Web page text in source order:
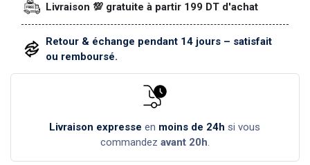
Livraison 💯 gratuite à partir 199 DT d'achat
Retour & échange pendant 14 jours – satisfait
ou remboursé.
Livraison expresse en moins de 24h si vous
commandez avant 20h.